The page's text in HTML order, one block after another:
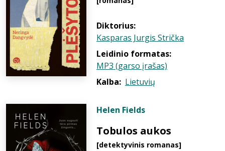
Diktorius:
Kasparas Jurgis Strička
Leidinio formatas:
MP3 (garso įrašas)
Kalba: Lietuvių
Helen Fields
Tobulos aukos
[detektyvinis romanas]